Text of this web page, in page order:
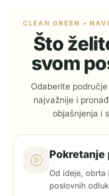
CLEAN GREEN •
Što
svom
Odaberite
najvažnije i
objašnjenja i
Pokretanje
Od ideje,
poslovnih